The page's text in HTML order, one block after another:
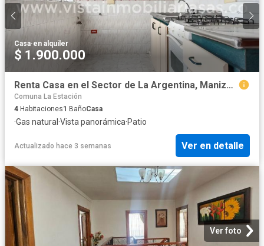
Casa·en alquiler
$ 1.900.000
Renta Casa en el Sector de La Argentina, Manizales
Comuna La Estación
4 Habitaciones1 BañoCasa
·Gas natural ·Vista panorámica·Patio
Actualizado hace 3 semanas Ver en detalle
Ver foto